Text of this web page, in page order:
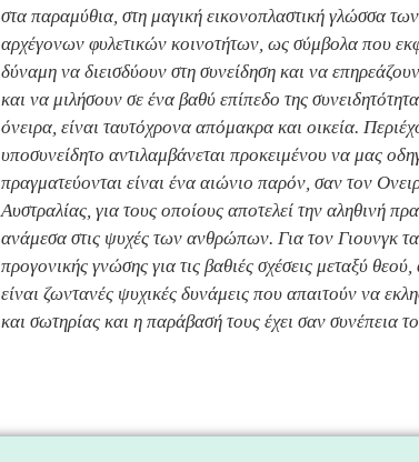
στα παραμύθια, στη μαγική εικονοπλαστική γλώσσα
αρχέγονων φυλετικών κοινοτήτων, ως σύμβολα που
δύναμη να διεισδύουν στη συνείδηση και να
και να μιλήσουν σε ένα βαθύ επίπεδο της
όνειρα, είναι ταυτόχρονα απόμακρα και οικεία.
υποσυνείδητο αντιλαμβάνεται προκειμένου να μας
πραγματεύονται είναι ένα αιώνιο παρόν, σαν τον
Αυστραλίας, για τους οποίους αποτελεί την αληθινή
ανάμεσα στις ψυχές των ανθρώπων. Για τον Γιουνγκ
προγονικής γνώσης για τις βαθιές σχέσεις μεταξύ
είναι ζωντανές ψυχικές δυνάμεις που απαιτούν να
και σωτηρίας και η παράβασή τους έχει σαν συνέπεια